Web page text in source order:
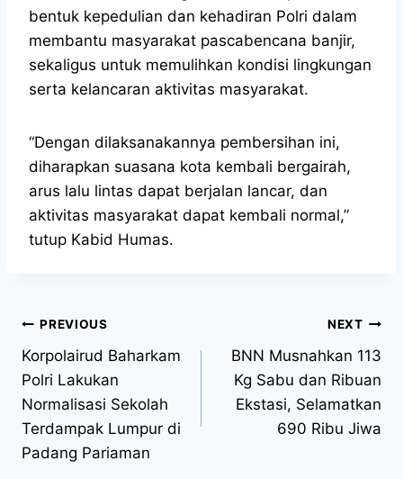
bentuk kepedulian dan kehadiran Polri dalam
membantu masyarakat pascabencana banjir,
sekaligus untuk memulihkan kondisi lingkungan
serta kelancaran aktivitas masyarakat.
“Dengan dilaksanakannya pembersihan ini,
diharapkan suasana kota kembali bergairah,
arus lalu lintas dapat berjalan lancar, dan
aktivitas masyarakat dapat kembali normal,”
tutup Kabid Humas.
PREVIOUS
Korpolairud Baharkam
Polri Lakukan
Normalisasi Sekolah
Terdampak Lumpur di
Padang Pariaman
NEXT
BNN Musnahkan 113
Kg Sabu dan Ribuan
Ekstasi, Selamatkan
690 Ribu Jiwa